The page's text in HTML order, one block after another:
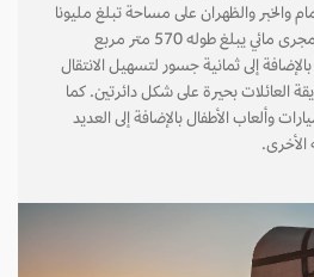
والخبر والظهران على مساحة تبلغ مليونا
ومائتي متر مربع. ويوجد به مجرى مائي يبلغ طوله 570 متر مربع
إلى ثمانية جسور لتسهيل الانتقال
بحيرة على شكل دائرتين. كما
الأطفال بالإضافة إلى العديد